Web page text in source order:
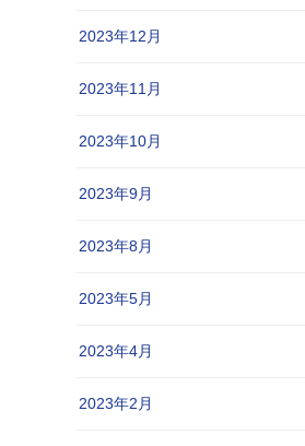
2023年12月
2023年11月
2023年10月
2023年9月
2023年8月
2023年5月
2023年4月
2023年2月